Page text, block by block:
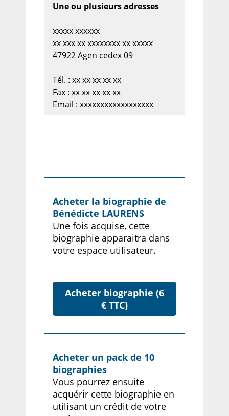
Une ou plusieurs adresses
xxxxx xxxxxx
xx xxx xx xxxxxxxx xx xxxxx
47922 Agen cedex 09
Tél. : xx xx xx xx xx
Fax : xx xx xx xx xx
Email : xxxxxxxxxxxxxxxxxx
Acheter la biographie de
Bénédicte LAURENS
Une fois acquise, cette
biographie apparaitra dans
votre espace utilisateur.
Acheter biographie (6
€ TTC)
Acheter un pack de 10
biographies
Vous pourrez ensuite
acquérir cette biographie en
utilisant un crédit de votre